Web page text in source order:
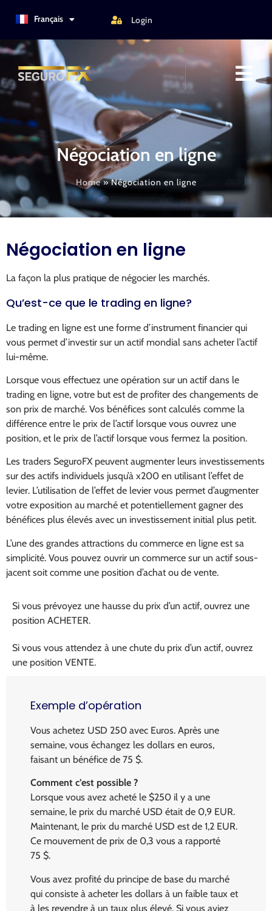
Français
Italiano
Login
Négociation en ligne
Home»Négociation en ligne
Négociation en ligne
La façon la plus pratique de négocier les marchés.
Qu’est-ce que le trading en ligne?
Le trading en ligne est une forme d’instrument financier qui
vous permet d’investir sur un actif mondial sans acheter l’actif
lui-même.
Lorsque vous effectuez une opération sur un actif dans le
trading en ligne, votre but est de profiter des changements de
son prix de marché. Vos bénéfices sont calculés comme la
différence entre le prix de l’actif lorsque vous ouvrez une
position, et le prix de l’actif lorsque vous fermez la position.
Les traders SeguroFX peuvent augmenter leurs investissements
sur des actifs individuels jusqu’à x200 en utilisant l’effet de
levier. L’utilisation de l’effet de levier vous permet d’augmenter
votre exposition au marché et potentiellement gagner des
bénéfices plus élevés avec un investissement initial plus petit.
L’une des grandes attractions du commerce en ligne est sa
simplicité. Vous pouvez ouvrir un commerce sur un actif sous-
jacent soit comme une position d’achat ou de vente.
Si vous prévoyez une hausse du prix d’un actif, ouvrez une
position ACHETER.
Si vous vous attendez à une chute du prix d’un actif, ouvrez
une position VENTE.
Exemple d’opération
Vous achetez USD 250 avec Euros. Après une
semaine, vous échangez les dollars en euros,
faisant un bénéfice de 75 $.
Comment c’est possible ?
Lorsque vous avez acheté le $250 il y a une
semaine, le prix du marché USD était de 0,9 EUR.
Maintenant, le prix du marché USD est de 1,2 EUR.
Ce mouvement de prix de 0,3 vous a rapporté
75 $.
Vous avez profité du principe de base du marché
qui consiste à acheter les dollars à un faible taux et
à les revendre à un taux plus élevé. Si vous aviez